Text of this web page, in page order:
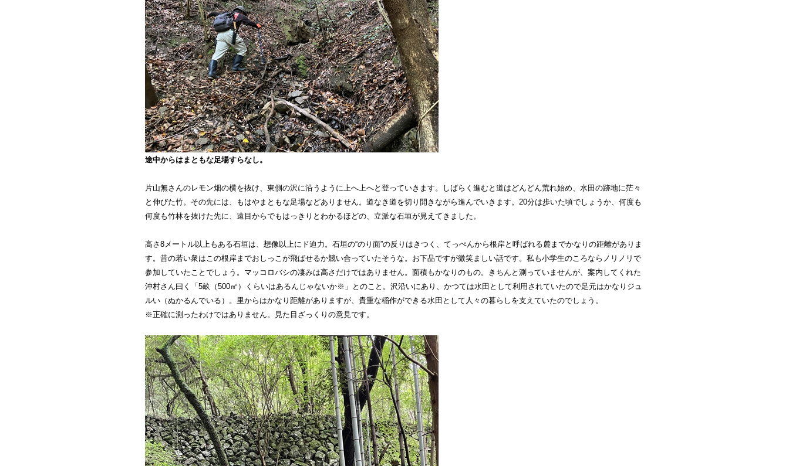
途中からはまともな足場すらなし。
片山無さんのレモン畑の横を抜け、東側の沢に沿うように上へ上へと登っていきます。しばらく進むと道はどんどん荒れ始め、水田の跡地に茫々
と伸びた竹。その先には、もはやまともな足場などありません。道なき道を切り開きながら進んでいきます。20分は歩いた頃でしょうか、何度も
何度も竹林を抜けた先に、遠目からでもはっきりとわかるほどの、立派な石垣が見えてきました。
高さ8メートル以上もある石垣は、想像以上にド迫力。石垣の“のり面”の反りはきつく、てっぺんから根岸と呼ばれる麓までかなりの距離がありま
す。昔の若い衆はこの根岸までおしっこが飛ばせるか競い合っていたそうな。お下品ですが微笑ましい話です。私も小学生のころならノリノリで
参加していたことでしょう。マッコロバシの凄みは高さだけではありません。面積もかなりのもの。きちんと測っていませんが、案内してくれた
沖村さん曰く「5畝（500㎡）くらいはあるんじゃないか※」とのこと。沢沿いにあり、かつては水田として利用されていたので足元はかなりジュ
ルい（ぬかるんでいる）。里からはかなり距離がありますが、貴重な稲作ができる水田として人々の暮らしを支えていたのでしょう。
※正確に測ったわけではありません。見た目ざっくりの意見です。